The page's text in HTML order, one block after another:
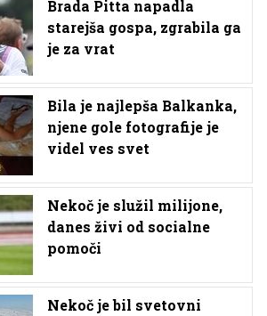
Brada Pitta napadla
starejša gospa, zgrabila ga
je za vrat
Bila je najlepša Balkanka,
njene gole fotografije je
videl ves svet
Nekoč je služil milijone,
danes živi od socialne
pomoči
Nekoč je bil svetovni